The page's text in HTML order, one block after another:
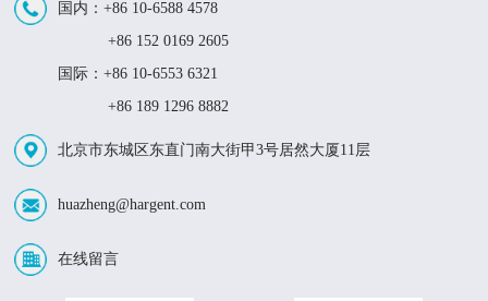
国内：+86 10-6588 4578
+86 152 0169 2605
国际：+86 10-6553 6321
+86 189 1296 8882
北京市东城区东直门南大街甲3号居然大厦11层
huazheng@hargent.com
在线留言